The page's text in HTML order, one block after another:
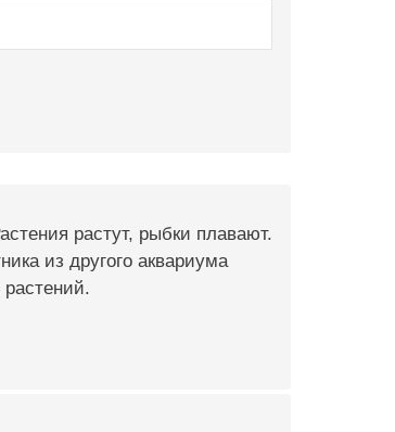
растут, рыбки плавают.
из другого аквариума